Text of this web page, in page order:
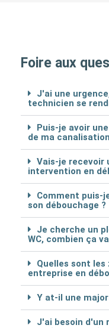
Foire aux
J'ai une
technicien se
Puis-je avoir
de ma
Vais-je recevoir
intervention en
Comment puis-
son débouchage ?
Je cherche un
WC, combien ça
Quelles sont
entreprise en
Y at-il une
J'ai besoin d'un